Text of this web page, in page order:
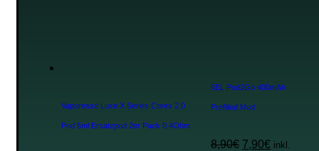
Vaporesso Luxe X Series Corex 2.0
Pod 5ml Ersatzpod 2er Pack 0,4Ohm
5EL Pod2Go 400mAh
Prefilled Mod
8,90€ 7,90€ inkl.